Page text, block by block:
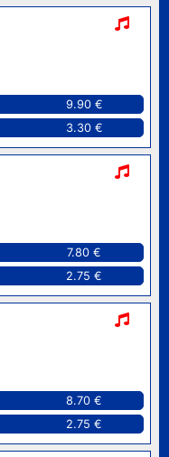
9.90 €
3.30 €
7.80 €
2.75 €
8.70 €
2.75 €